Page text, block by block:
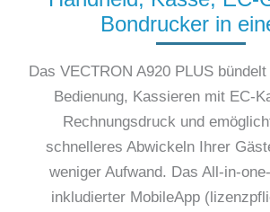
Bondrucker in
Das VECTRON A920 PLUS
Bedienung, Kassieren mit EC-
Rechnungsdruck und
schnelleres Abwickeln Ihrer
weniger Aufwand. Das All-in-
inkludierter MobileApp